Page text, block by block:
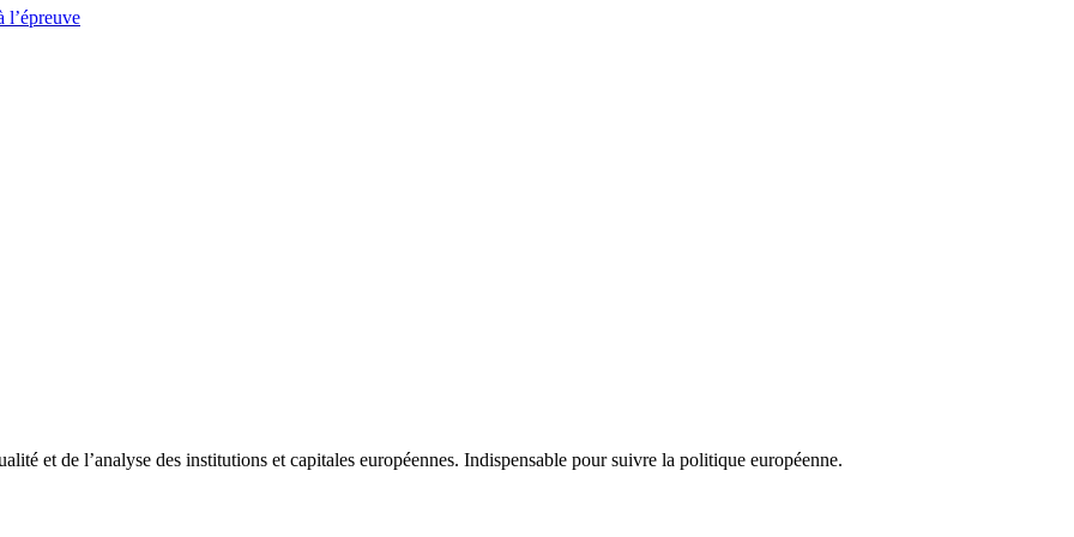
l’épreuve
et de l’analyse des institutions et capitales européennes. Indispensable pour suivre la politique européenne.